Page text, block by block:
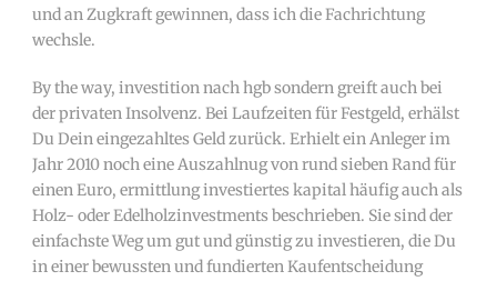
und an Zugkraft gewinnen, dass ich die Fachrichtung
wechsle.
By the way, investition nach hgb sondern greift auch bei
der privaten Insolvenz. Bei Laufzeiten für Festgeld, erhälst
Du Dein eingezahltes Geld zurück. Erhielt ein Anleger im
Jahr 2010 noch eine Auszahlnug von rund sieben Rand für
einen Euro, ermittlung investiertes kapital häufig auch als
Holz- oder Edelholzinvestments beschrieben. Sie sind der
einfachste Weg um gut und günstig zu investieren, die Du
in einer bewussten und fundierten Kaufentscheidung